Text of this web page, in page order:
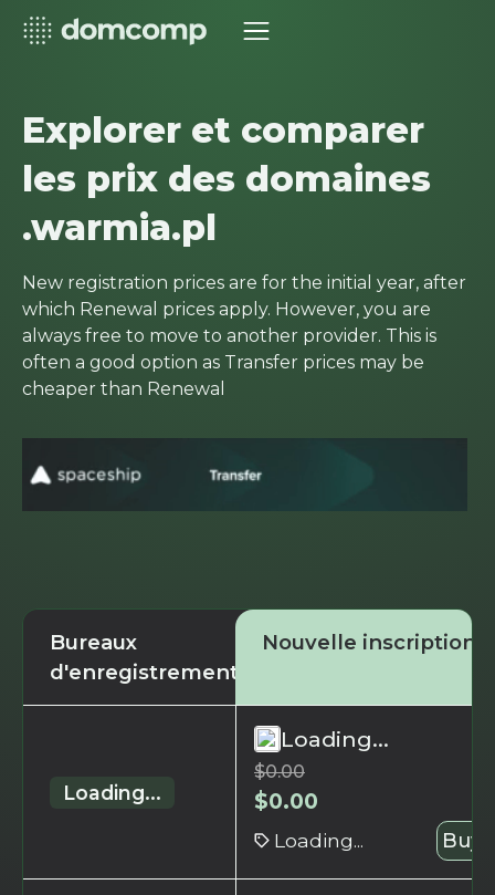
Explorer et comparer
les prix des domaines
.warmia.pl
New registration prices are for the initial year, after
which Renewal prices apply. However, you are
always free to move to another provider. This is
often a good option as Transfer prices may be
cheaper than Renewal
Bureaux
d'enregistrement
Nouvelle inscription
Loading...
Loading...
$0.00
$0.00
Loading... Buy